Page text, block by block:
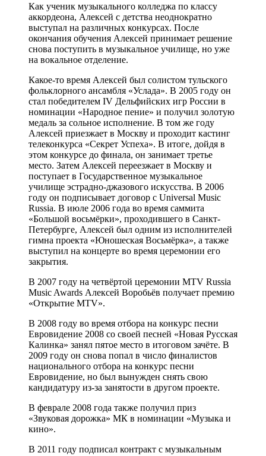
Как ученик музыкального колледжа по классу
аккордеона, Алексей с детства неоднократно
выступал на различных конкурсах. После
окончания обучения Алексей принимает решение
снова поступить в музыкальное училище, но уже
на вокальное отделение.
Какое-то время Алексей был солистом тульского
фольклорного ансамбля «Услада». В 2005 году он
стал победителем IV Дельфийских игр России в
номинации «Народное пение» и получил золотую
медаль за сольное исполнение. В том же году
Алексей приезжает в Москву и проходит кастинг
телеконкурса «Секрет Успеха». В итоге, дойдя в
этом конкурсе до финала, он занимает третье
место. Затем Алексей переезжает в Москву и
поступает в Государственное музыкальное
училище эстрадно-джазового искусства. В 2006
году он подписывает договор с Universal Music
Russia. В июле 2006 года во время саммита
«Большой восьмёрки», проходившего в Санкт-
Петербурге, Алексей был одним из исполнителей
гимна проекта «Юношеская Восьмёрка», а также
выступил на концерте во время церемонии его
закрытия.
В 2007 году на четвёртой церемонии MTV Russia
Music Awards Алексей Воробьёв получает премию
«Открытие MTV».
В 2008 году во время отбора на конкурс песни
Евровидение 2008 со своей песней «Новая Русская
Калинка» занял пятое место в итоговом зачёте. В
2009 году он снова попал в число финалистов
национального отбора на конкурс песни
Евровидение, но был вынужден снять свою
кандидатуру из-за занятости в другом проекте.
В феврале 2008 года также получил приз
«Звуковая дорожка» МК в номинации «Музыка и
кино».
В 2011 году подписал контракт с музыкальным